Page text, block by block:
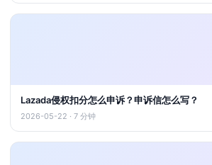
Lazada侵权扣分怎么申诉？申诉信怎么写？
2026-05-22 · 7 分钟